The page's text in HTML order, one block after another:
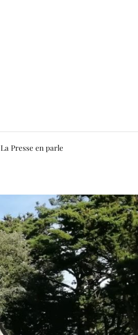
La Presse en parle